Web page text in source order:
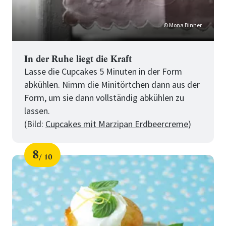
© Mona Binner
In der Ruhe liegt die Kraft
Lasse die Cupcakes 5 Minuten in der Form
abkühlen. Nimm die Minitörtchen dann aus der
Form, um sie dann vollständig abkühlen zu
lassen.
(Bild: Cupcakes mit Marzipan Erdbeercreme)
Schritt
8
von
10
für
10
Tipps
für